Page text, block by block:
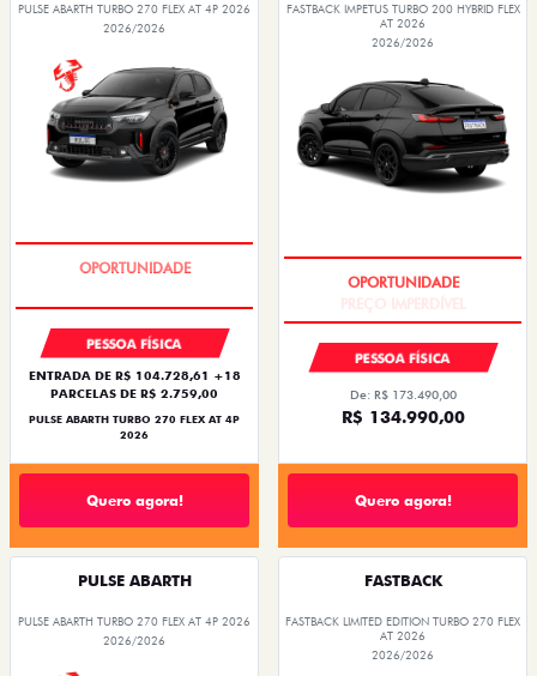
PULSE ABARTH TURBO 270 FLEX AT 4P 2026
2026/2026
PESSOA FÍSICA
ENTRADA DE R$ 104.728,61 +18
PARCELAS DE R$ 2.759,00
PULSE ABARTH TURBO 270 FLEX AT 4P
2026
Quero agora!
FASTBACK IMPETUS TURBO 200 HYBRID FLEX
AT 2026
2026/2026
PESSOA FÍSICA
De: R$ 173.490,00
R$ 134.990,00
Quero agora!
PULSE ABARTH
PULSE ABARTH TURBO 270 FLEX AT 4P 2026
2026/2026
FASTBACK
FASTBACK LIMITED EDITION TURBO 270 FLEX
AT 2026
2026/2026